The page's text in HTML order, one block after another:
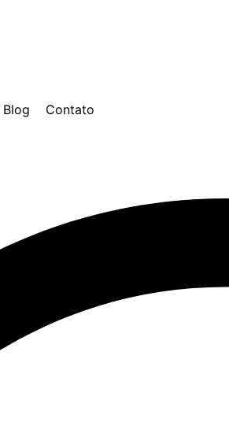
Blog Contato